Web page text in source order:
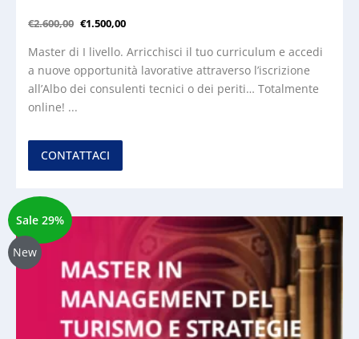
€2.600,00 €1.500,00
Master di I livello. Arricchisci il tuo curriculum e accedi
a nuove opportunità lavorative attraverso l’iscrizione
all’Albo dei consulenti tecnici o dei periti… Totalmente
online! ...
CONTATTACI
Sale 29%
New